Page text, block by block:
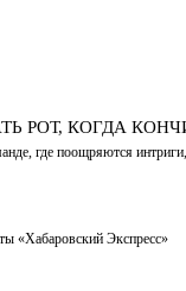
РОТ, КОГДА
где поощряются
«Хабаровский Экспресс»